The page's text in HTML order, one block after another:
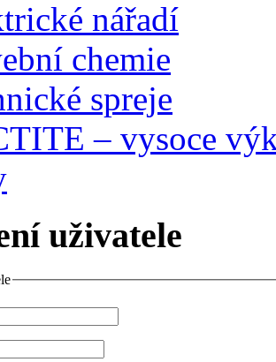
nářadí
chemie
spreje
– vysoce
uživatele